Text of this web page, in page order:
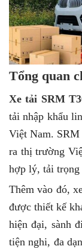
Tổng quan
Xe tải SRM
tải nhập khẩu
Việt Nam. SRM
ra thị trường
hợp lý, tải trọng
Thêm vào đó,
được thiết kế
hiện đại, sành
tiện nghi, đa